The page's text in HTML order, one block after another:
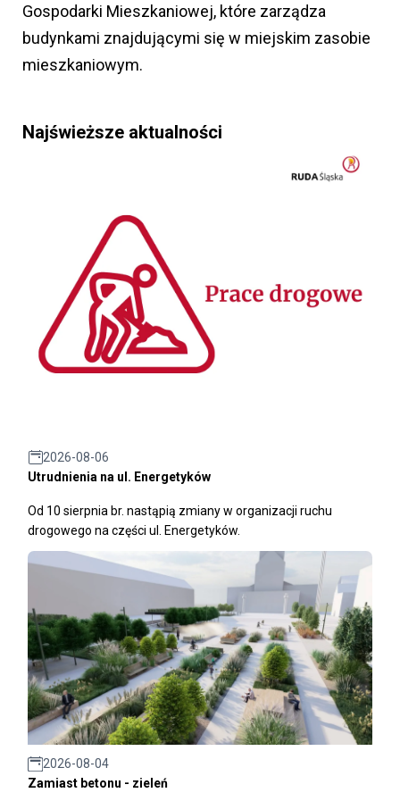
Gospodarki Mieszkaniowej, które zarządza
budynkami znajdującymi się w miejskim zasobie
mieszkaniowym.
Najświeższe aktualności
2026-08-06
Utrudnienia na ul. Energetyków
Od 10 sierpnia br. nastąpią zmiany w organizacji ruchu
drogowego na części ul. Energetyków.
2026-08-04
Zamiast betonu - zieleń